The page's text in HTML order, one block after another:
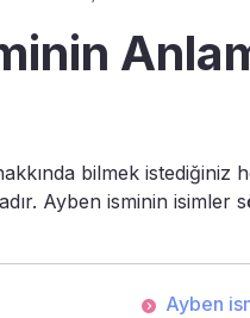
bilmek istediğiniz
Ayben isminin isimler
Ayben